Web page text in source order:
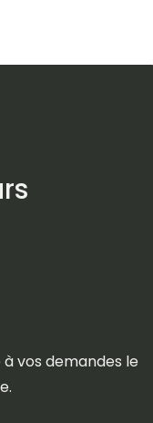
vos demandes le